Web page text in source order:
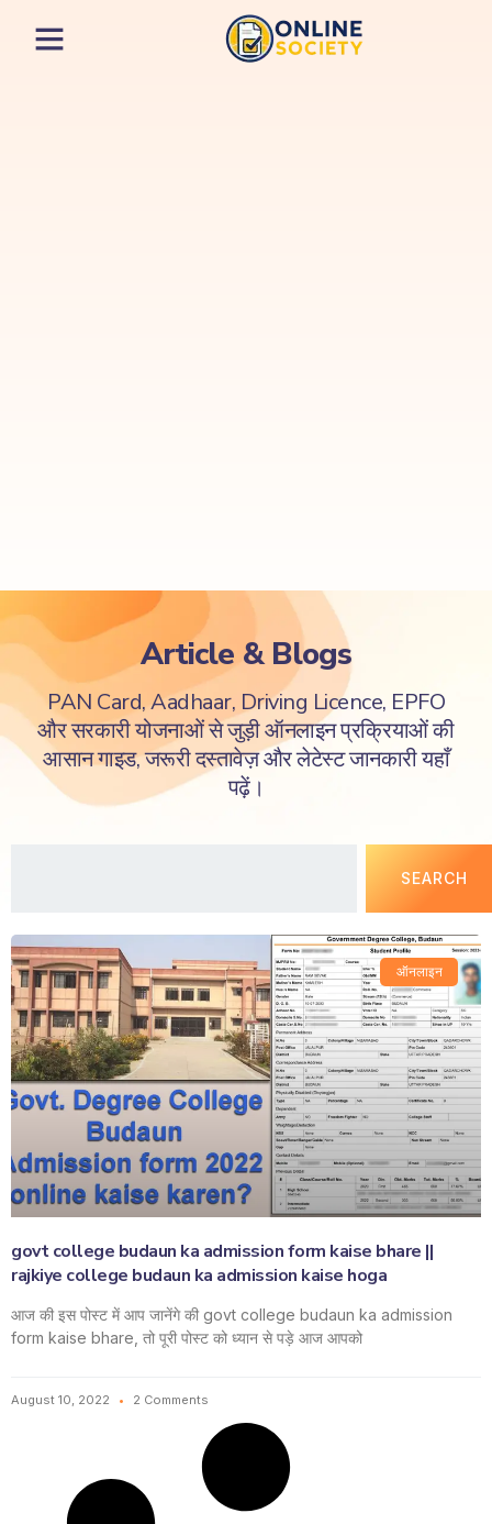
Article & Blogs
PAN Card, Aadhaar, Driving Licence, EPFO
और सरकारी योजनाओं से जुड़ी ऑनलाइन प्रक्रियाओं की
आसान गाइड, जरूरी दस्तावेज़ और लेटेस्ट जानकारी यहाँ
पढ़ें।
SEARCH
ऑनलाइन
govt college budaun ka admission form kaise bhare ||
rajkiye college budaun ka admission kaise hoga
आज की इस पोस्ट में आप जानेंगे की govt college budaun ka admission
form kaise bhare, तो पूरी पोस्ट को ध्यान से पड़े आज आपको
August 10, 2022 2 Comments